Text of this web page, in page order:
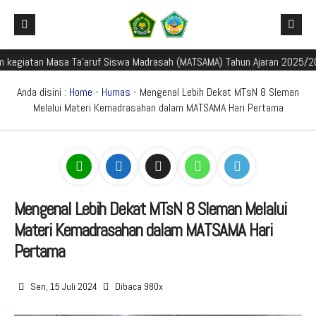
Beranda
Profil Madrasah
Visi Misi Madrasah
Struktur Organisasi
Guru dan Tenaga Kependidikan
Sarana Prasarana
Kalender Akademik TP. 2024/2025
Jadwal Pembelajaran TP. 2024/2025
Media Pembelajaran
Game Edukasi
Galeri Berita
Foto
Video
Aplikasi Madrasah
E-Learning Madrasah
Rapor Digital Madrasah
PMBM
Informasi PMBM
Peringkat PMBM
Pengumuman Seleksi PMBM
Perpustakaan Madyadesta
Pojok Literasi
Buku Digital Siswa
Zona Integritas
Survei Kepuasan Masyarakat
PPID
Masa Ta'aruf Siswa Madrasah (MATSAMA) Tahun Ajaran 2025/2026
Anda disini : Home - Humas - Mengenal Lebih Dekat MTsN 8 Sleman
Melalui Materi Kemadrasahan dalam MATSAMA Hari Pertama
Mengenal Lebih Dekat MTsN 8 Sleman Melalui
Materi Kemadrasahan dalam MATSAMA Hari
Pertama
Sen, 15 Juli 2024 Dibaca 980x